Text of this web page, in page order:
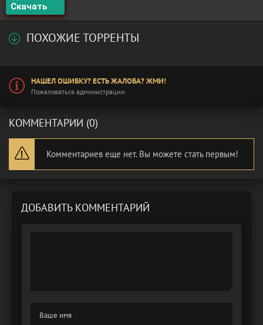
Скачать
ПОХОЖИЕ ТОРРЕНТЫ
НАШЕЛ ОШИБКУ? ЕСТЬ ЖАЛОБА? ЖМИ!
Пожаловаться администрации
КОММЕНТАРИИ (0)
Комментариев еще нет. Вы можете стать первым!
ДОБАВИТЬ КОММЕНТАРИЙ